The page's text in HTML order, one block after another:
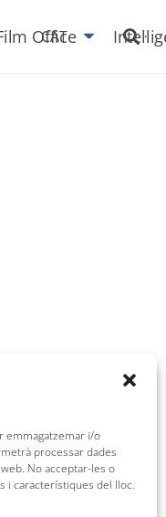
emmagatzemar i/o
processar dades
No acceptar-les o
i característiques del lloc.
Office
CAT